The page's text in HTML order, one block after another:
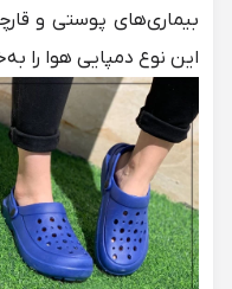
بیماری‌های پوستی و
این نوع دمپایی هوا را